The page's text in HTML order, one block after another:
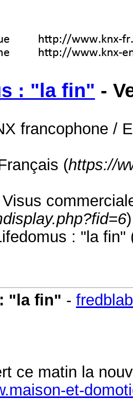
: "la fin" -
francophone /
(https://
)
: "la fin"
"la fin" -
ce matin la
et-